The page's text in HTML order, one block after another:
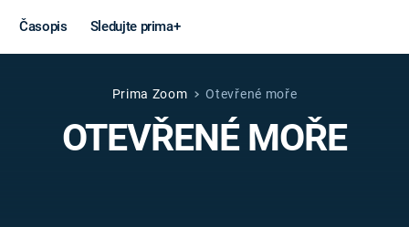
Časopis Sledujte prima+
Věda a
technika
Války
Prima Zoom Otevřené moře
OTEVŘENÉ MOŘE